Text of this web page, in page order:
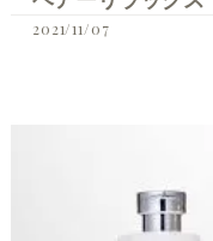
2021/11/07